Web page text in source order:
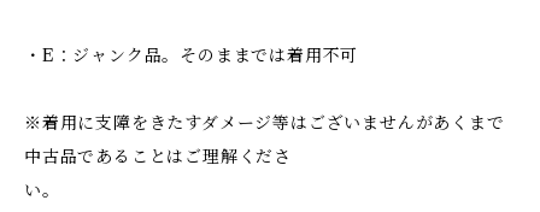
・E：ジャンク品。そのままでは着用不可
※着用に支障をきたすダメージ等はございませんがあくまで
中古品であることはご理解くださ
い。